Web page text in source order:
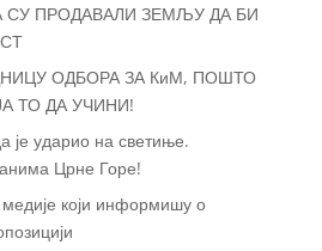
СУ ПРОДАВАЛИ ЗЕМЉУ ДА БИ
ОДБОРА ЗА КиМ, ПОШТО
ТО ДА УЧИНИ!
је ударио на светиње.
Црне Горе!
који информишу о